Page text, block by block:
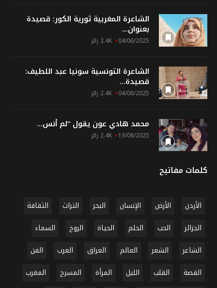
الشاعرة المغربية ثورية الكور: قصيدة
بعنوان...
04/06/2025 2.4K زائر
الشاعرة التونسية سونيا عبد اللطيف:
قصيدة...
04/06/2025 2.4K زائر
محمد هادي عون يقول “لم أنس...
13/08/2025 2.4K زائر
كلمات مفاتيح
الأردن الأرض الإنسان البحر التراث
الثقافة
الجزائر
الحب الحلم الحياة الروح
السماء
الشاعر
الشعر العالم العراق العرب
الفن
القصة
القلب الليل المرأة المسرح
المغرب